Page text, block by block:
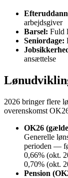
arbejdsgiver
Barsel: Fuld
Seniordage:
ansættelse
2026 bringer flere
overenskomst
OK26
Generelle
perioden —
0,66% (okt.
0,70% (okt.
Pension